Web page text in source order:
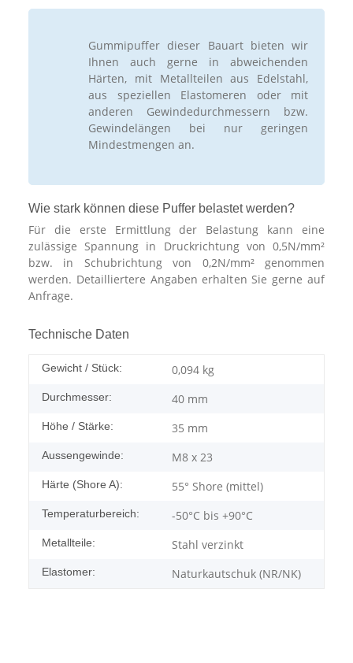
Gummipuffer dieser Bauart bieten wir
Ihnen auch gerne in abweichenden
Härten, mit Metallteilen aus Edelstahl,
aus speziellen Elastomeren oder mit
anderen Gewindedurchmessern bzw.
Gewindelängen bei nur geringen
Mindestmengen an.
Wie stark können diese Puffer belastet werden?
Für die erste Ermittlung der Belastung kann eine
zulässige Spannung in Druckrichtung von 0,5N/mm²
bzw. in Schubrichtung von 0,2N/mm² genommen
werden. Detailliertere Angaben erhalten Sie gerne auf
Anfrage.
Technische Daten
Gewicht / Stück: 0,094 kg
Durchmesser: 40 mm
Höhe / Stärke: 35 mm
Aussengewinde: M8 x 23
Härte (Shore A): 55° Shore (mittel)
Temperaturbereich: -50°C bis +90°C
Metallteile: Stahl verzinkt
Elastomer: Naturkautschuk (NR/NK)